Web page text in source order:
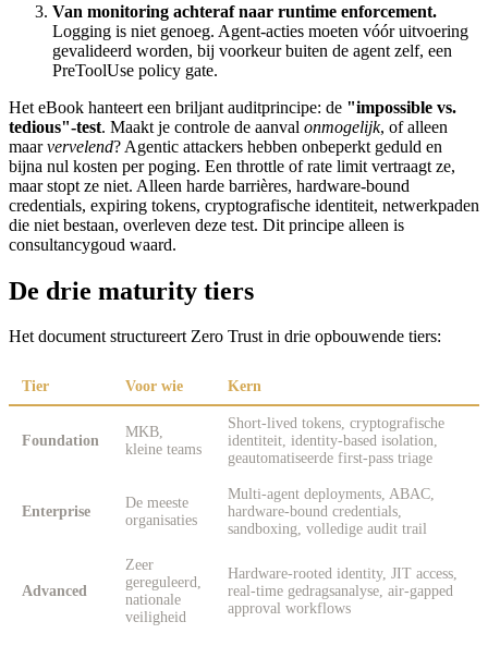
Van monitoring achteraf naar runtime enforcement.
Logging is niet genoeg. Agent-acties moeten vóór uitvoering
gevalideerd worden, bij voorkeur buiten de agent zelf, een
PreToolUse policy gate.
Het eBook hanteert een briljant auditprincipe: de "impossible vs.
tedious"-test. Maakt je controle de aanval onmogelijk, of alleen
maarvervelend? Agentic attackers hebben onbeperkt geduld en
bijna nul kosten per poging. Een throttle of rate limit vertraagt ze,
maar stopt ze niet. Alleen harde barrières, hardware-bound
credentials, expiring tokens, cryptografische identiteit, netwerkpaden
die niet bestaan, overleven deze test. Dit principe alleen is
consultancygoud waard.
De drie maturity tiers
Het document structureert Zero Trust in drie opbouwende tiers:
Tier Voor wie Kern
Foundation
MKB,
kleine teams
Short-lived tokens, cryptografische
identiteit, identity-based isolation,
geautomatiseerde first-pass triage
Enterprise
De meeste
organisaties
Multi-agent deployments, ABAC,
hardware-bound credentials,
sandboxing, volledige audit trail
Advanced
Zeer
gereguleerd,
nationale
veiligheid
Hardware-rooted identity, JIT access,
real-time gedragsanalyse, air-gapped
approval workflows